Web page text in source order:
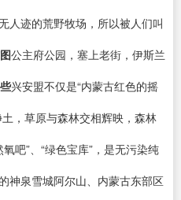
人迹的荒野牧场，所以被人们叫
公主府公园，塞上老街，伊斯兰
兴安盟不仅是“内蒙古红色的摇
，草原与森林交相辉映，森林
吧”、“绿色宝库”，是无污染纯
神泉雪城阿尔山、内蒙古东部区